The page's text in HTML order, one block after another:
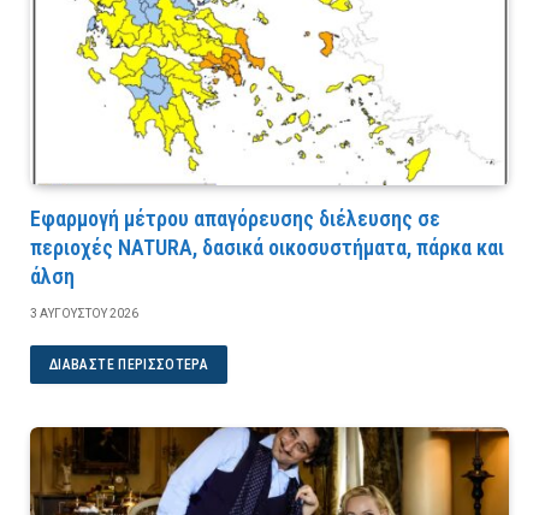
Εφαρμογή μέτρου απαγόρευσης διέλευσης σε
περιοχές NATURA, δασικά οικοσυστήματα, πάρκα και
άλση
3 ΑΥΓΟΎΣΤΟΥ 2026
ΔΙΑΒΆΣΤΕ ΠΕΡΙΣΣΌΤΕΡΑ